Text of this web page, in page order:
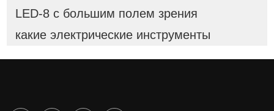
LED-8 с большим полем зрения
какие электрические инструменты